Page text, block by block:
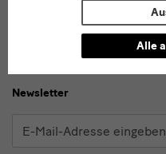
Alle
Newsletter
Youtube
Newsletter
E-